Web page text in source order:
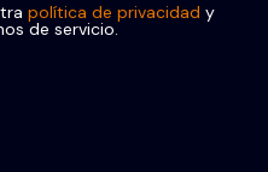
política de privacidad y
de servicio.